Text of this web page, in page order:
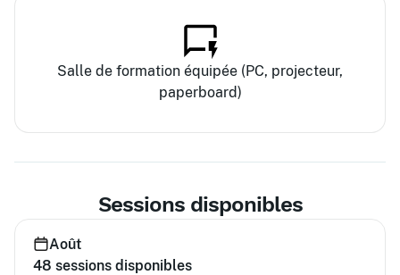
Salle de formation équipée (PC, projecteur,
paperboard)
Sessions disponibles
Août
48 sessions disponibles